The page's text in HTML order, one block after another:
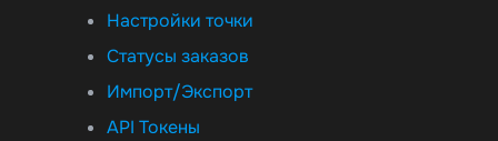
Настройки точки
Статусы заказов
Импорт/Экспорт
API Токены